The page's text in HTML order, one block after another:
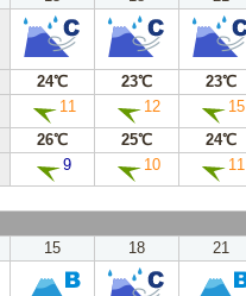
24℃ 23℃
23℃
11 12 15
26℃ 25℃
24℃
9 10 11
15 18 21